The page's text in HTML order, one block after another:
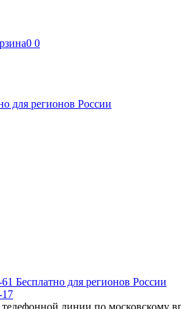
0 0
для регионов России
Бесплатно для регионов России
17
линии по московскому